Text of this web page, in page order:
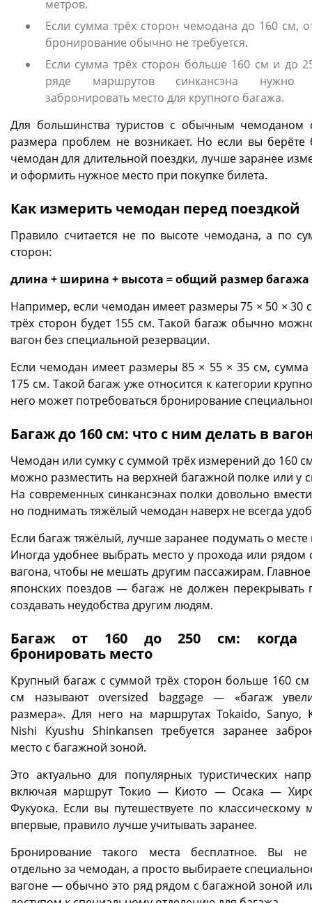
метров.
Если сумма трёх сторон чемодана до 160 см,
бронирование обычно не требуется.
Если сумма трёх сторон больше 160 см и до
ряде маршрутов синкансэна нужно
забронировать место для крупного багажа.
Для большинства туристов с обычным чемоданом
размера проблем не возникает. Но если вы берёте
чемодан для длительной поездки, лучше заранее
и оформить нужное место при покупке билета.
Как измерить чемодан перед поездкой
Правило считается не по высоте чемодана, а по
сторон:
длина + ширина + высота = общий размер багажа
Например, если чемодан имеет размеры 75 × 50 × 30
трёх сторон будет 155 см. Такой багаж обычно
вагон без специальной резервации.
Если чемодан имеет размеры 85 × 55 × 35 см, сумма
175 см. Такой багаж уже относится к категории
него может потребоваться бронирование
Багаж до 160 см: что с ним делать в
Чемодан или сумку с суммой трёх измерений до 160
можно разместить на верхней багажной полке или у
На современных синкансэнах полки довольно
но поднимать тяжёлый чемодан наверх не всегда
Если багаж тяжёлый, лучше заранее подумать о месте
Иногда удобнее выбрать место у прохода или рядом
вагона, чтобы не мешать другим пассажирам.
японских поездов — багаж не должен перекрывать
создавать неудобства другим людям.
Багаж от 160 до 250 см: когда
бронировать место
Крупный багаж с суммой трёх сторон больше 160
см называют oversized baggage — «багаж
размера». Для него на маршрутах Tokaido, Sanyo,
Nishi Kyushu Shinkansen требуется заранее
место с багажной зоной.
Это актуально для популярных туристических
включая маршрут Токио — Киото — Осака —
Фукуока. Если вы путешествуете по классическому
впервые, правило лучше учитывать заранее.
Бронирование такого места бесплатное. Вы не
отдельно за чемодан, а просто выбираете
вагоне — обычно это ряд рядом с багажной зоной